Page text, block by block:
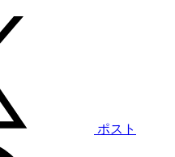
ポスト